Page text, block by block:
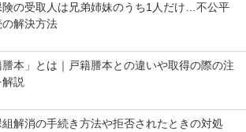
険の受取人は兄弟姉妹のうち1人だけ…不公平
の解決方法
謄本」とは｜戸籍謄本との違いや取得の際の注
説
組解消の手続き方法や拒否されたときの対処